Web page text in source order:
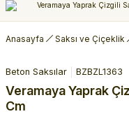
Anasayfa Saksı ve Çiçeklik
Beton Saksılar BZBZL1363
Veramaya Yaprak
Cm